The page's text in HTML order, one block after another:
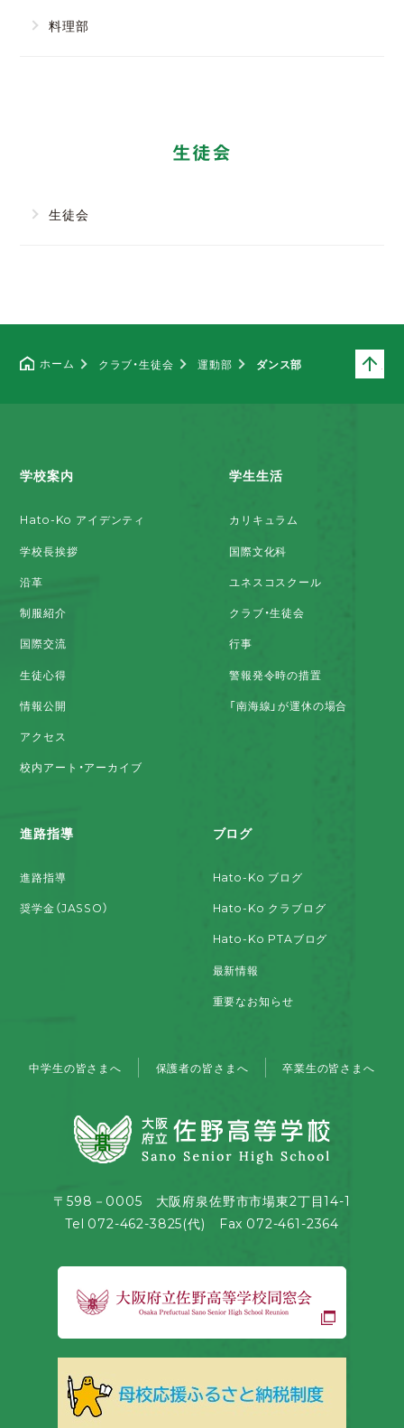
料理部
生徒会
生徒会
ホーム クラブ・生徒会 運動部 ダンス部
学校案内
Hato-Ko アイデンティ
学校長挨拶
沿革
制服紹介
国際交流
生徒心得
情報公開
アクセス
校内アート・アーカイブ
学生生活
カリキュラム
国際文化科
ユネスコスクール
クラブ・生徒会
行事
警報発令時の措置
「南海線」が運休の場合
進路指導
進路指導
奨学金（JASSO）
ブログ
Hato-Ko ブログ
Hato-Ko クラブログ
Hato-Ko PTAブログ
最新情報
重要なお知らせ
中学生の皆さまへ 保護者の皆さまへ 卒業生の皆さまへ
〒598－0005 大阪府泉佐野市市場東2丁目14-1
Tel 072-462-3825(代) Fax 072-461-2364